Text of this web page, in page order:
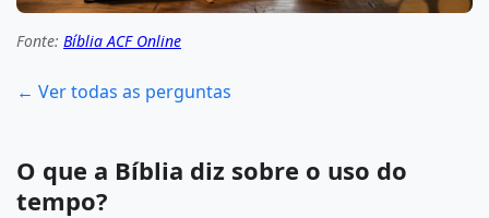
Fonte: Bíblia ACF Online
← Ver todas as perguntas
O que a Bíblia diz sobre o uso do
tempo?